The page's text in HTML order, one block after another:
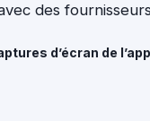
des
d’écran de